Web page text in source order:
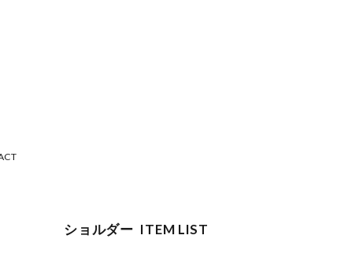
ショルダー ITEM LIST